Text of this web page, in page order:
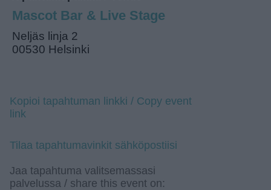
Mascot Bar & Live Stage
Neljäs linja 2
00530 Helsinki
Kopioi tapahtuman linkki / Copy event
link
Tilaa tapahtumavinkit sähköpostiisi
Jaa tapahtuma valitsemassasi
palvelussa / share this event on: